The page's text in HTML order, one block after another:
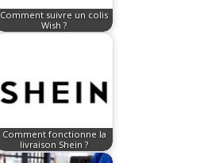
Comment suivre un colis
Wish ?
Comment fonctionne la
livraison Shein ?